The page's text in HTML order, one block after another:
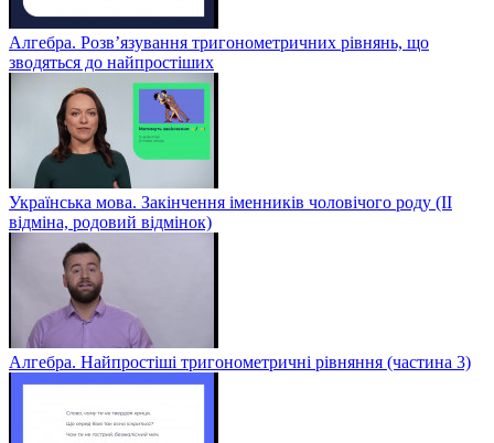
Алгебра. Розв’язування тригонометричних рівнянь, що
зводяться до найпростіших
Українська мова. Закінчення іменників чоловічого роду (ІІ
відміна, родовий відмінок)
Алгебра. Найпростіші тригонометричні рівняння (частина 3)